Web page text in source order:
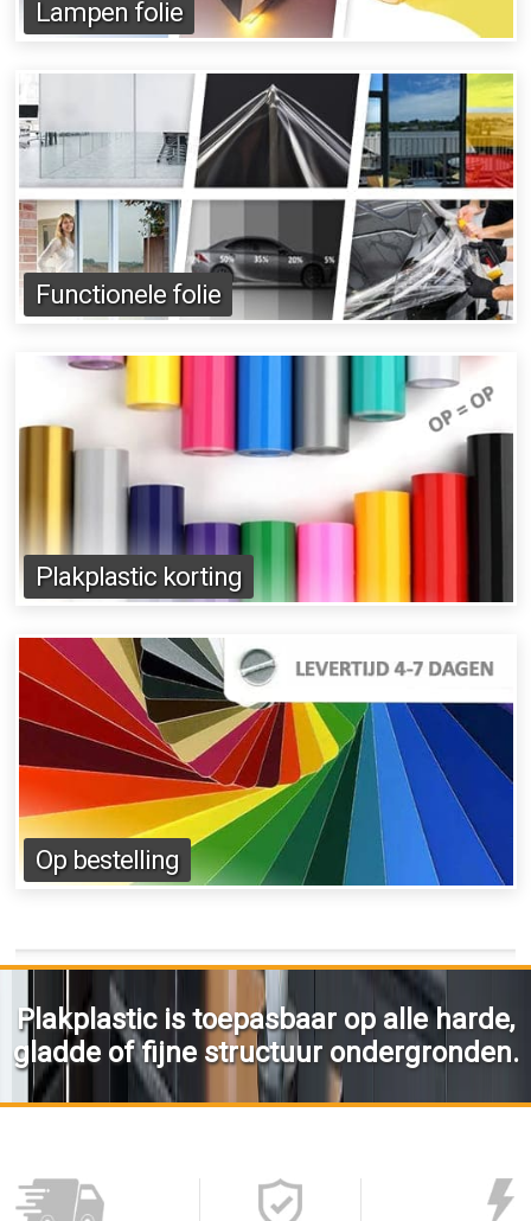
Lampen folie
Functionele folie
Plakplastic korting
Op bestelling
Plakplastic is toepasbaar op alle harde,
gladde of fijne structuur ondergronden.